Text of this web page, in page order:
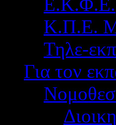
Κ.Π.Ε.
Τηλε-
Για τον